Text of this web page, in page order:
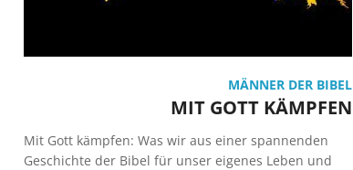
MÄNNER DER BIBEL
MIT GOTT KÄMPFEN
Mit Gott kämpfen: Was wir aus einer spannenden
Geschichte der Bibel für unser eigenes Leben und